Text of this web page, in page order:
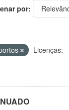
por
Licenças: